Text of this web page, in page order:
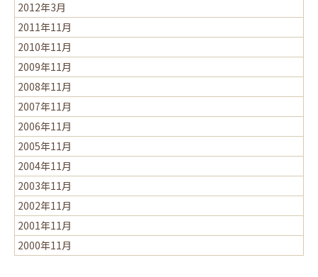
2012年3月
2011年11月
2010年11月
2009年11月
2008年11月
2007年11月
2006年11月
2005年11月
2004年11月
2003年11月
2002年11月
2001年11月
2000年11月